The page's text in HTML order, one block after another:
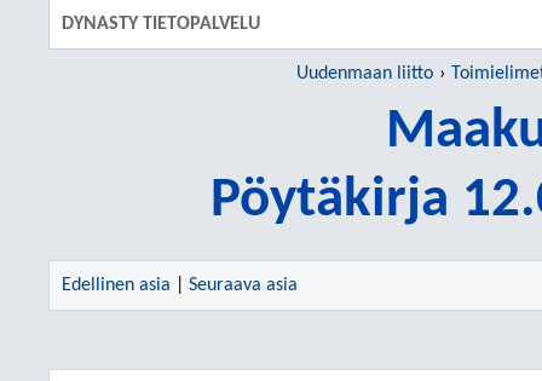
DYNASTY TIETOPALVELU
Uudenmaan liitto
Pöytäkirja
Edellinen asia Seuraava asia